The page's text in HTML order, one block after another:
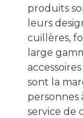
produits
leurs
cuillères,
large
sont la
personnes
service de